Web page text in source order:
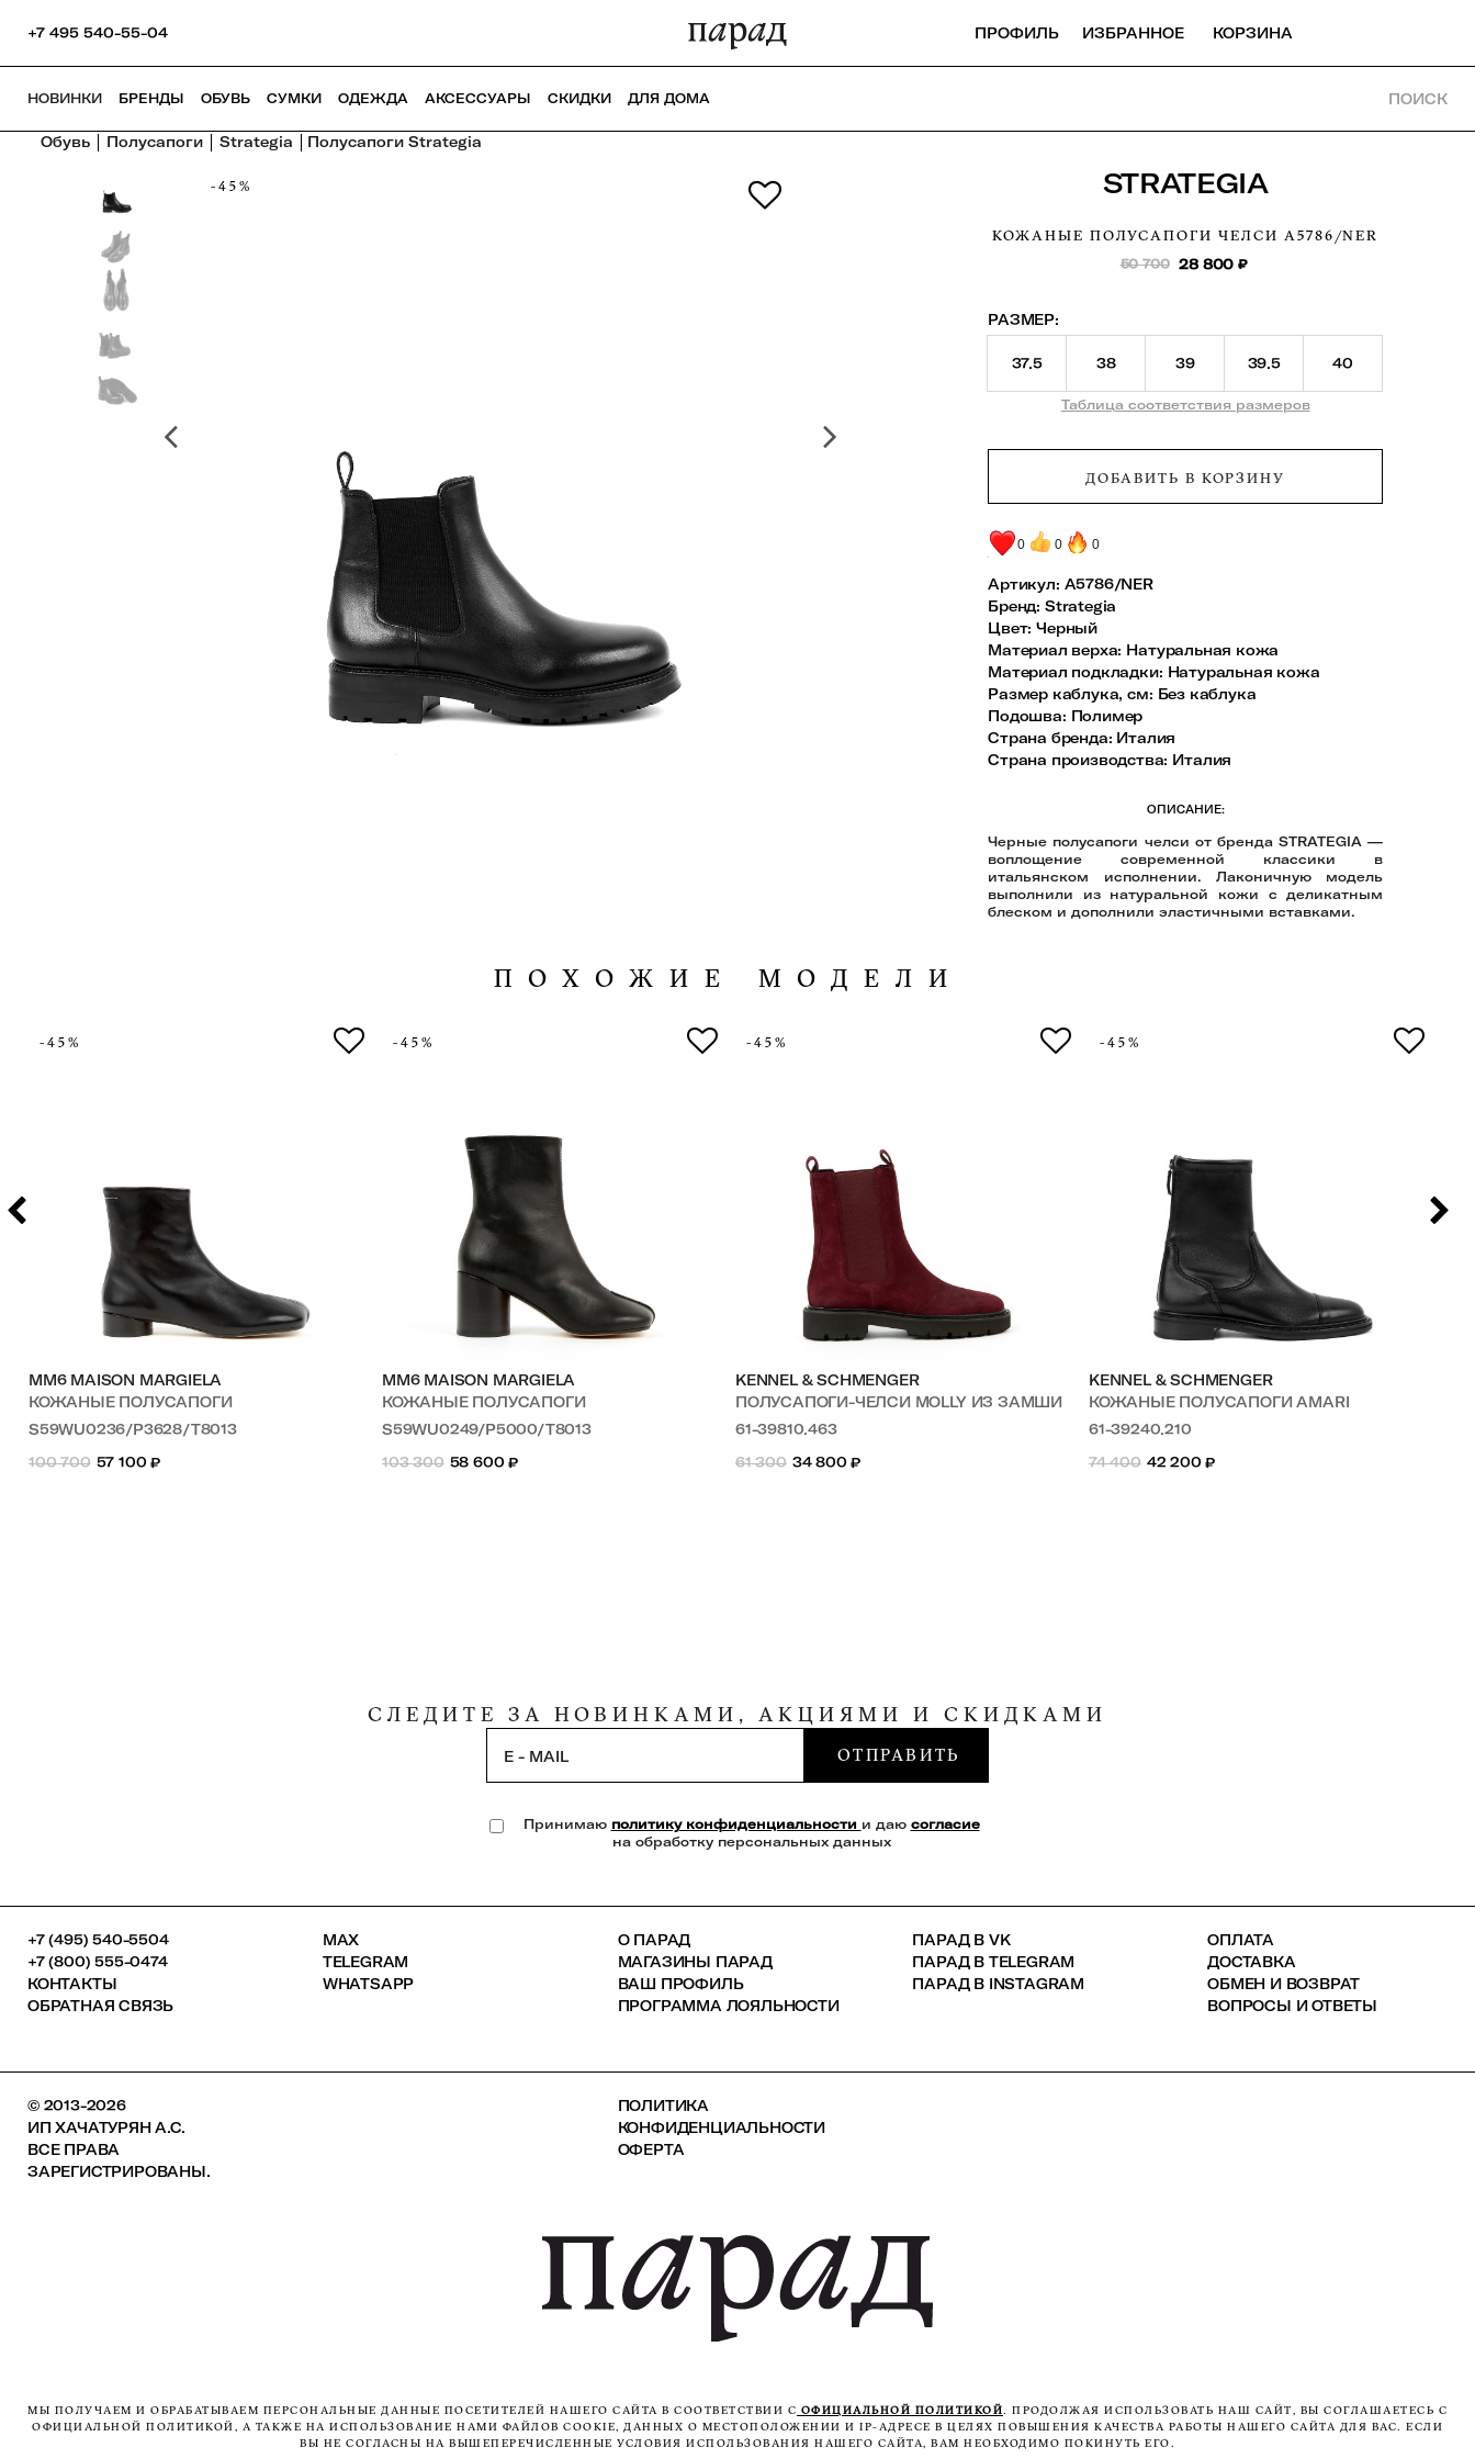
+7 495 540-55-04 ПРОФИЛЬ ИЗБРАННОЕ КОРЗИНА
НОВИНКИ БРЕНДЫ ОБУВЬ СУМКИ ОДЕЖДА АКСЕССУАРЫ СКИДКИ ДЛЯ ДОМА ПОИСК
Обувь Полусапоги Strategia Полусапоги Strategia
-45% STRATEGIA
КОЖАНЫЕ ПОЛУСАПОГИ ЧЕЛСИ A5786/NER
50 700 28 800 ₽
РАЗМЕР:
37.5 38 39 39.5 40
Таблица соответствия размеров
ДОБАВИТЬ В КОРЗИНУ
0 0 0
Артикул: A5786/NER
Бренд: Strategia
Цвет: Черный
Материал верха: Натуральная кожа
Материал подкладки: Натуральная кожа
Размер каблука, см: Без каблука
Подошва: Полимер
Страна бренда: Италия
Страна производства: Италия
ОПИСАНИЕ:
Черные полусапоги челси от бренда STRATEGIA —
воплощение современной классики в
итальянском исполнении. Лаконичную модель
выполнили из натуральной кожи с деликатным
блеском и дополнили эластичными вставками.
ПОХОЖИЕ МОДЕЛИ
-45%
MM6 MAISON MARGIELA
КОЖАНЫЕ ПОЛУСАПОГИ
S59WU0236/P3628/T8013
100 700
57 100 ₽
-45%
MM6 MAISON MARGIELA
КОЖАНЫЕ ПОЛУСАПОГИ
S59WU0249/P5000/T8013
103 300
58 600 ₽
-45%
KENNEL & SCHMENGER
ПОЛУСАПОГИ-ЧЕЛСИ MOLLY ИЗ ЗАМШИ
61-39810.463
61 300
34 800 ₽
-45%
KENNEL & SCHMENGER
КОЖАНЫЕ ПОЛУСАПОГИ AMARI
61-39240.210
74 400
42 200 ₽
СЛЕДИТЕ ЗА НОВИНКАМИ, АКЦИЯМИ И СКИДКАМИ
E - MAIL ОТПРАВИТЬ
Принимаю политику конфиденциальности и даю согласие
на обработку персональных данных
+7 (495) 540-5504
+7 (800) 555-0474
КОНТАКТЫ
ОБРАТНАЯ СВЯЗЬ
MAX
TELEGRAM
WHATSAPP
О ПАРАД
МАГАЗИНЫ ПАРАД
ВАШ ПРОФИЛЬ
ПРОГРАММА ЛОЯЛЬНОСТИ
ПАРАД В VK
ПАРАД В TELEGRAM
ПАРАД В INSTAGRAM
ОПЛАТА
ДОСТАВКА
ОБМЕН И ВОЗВРАТ
ВОПРОСЫ И ОТВЕТЫ
© 2013-2026
ИП ХАЧАТУРЯН А.С.
ВСЕ ПРАВА
ЗАРЕГИСТРИРОВАНЫ.
ПОЛИТИКА
КОНФИДЕНЦИАЛЬНОСТИ
ОФЕРТА
МЫ ПОЛУЧАЕМ И ОБРАБАТЫВАЕМ ПЕРСОНАЛЬНЫЕ ДАННЫЕ ПОСЕТИТЕЛЕЙ НАШЕГО САЙТА В СООТВЕТСТВИИ С ОФИЦИАЛЬНОЙ ПОЛИТИКОЙ. ПРОДОЛЖАЯ ИСПОЛЬЗОВАТЬ НАШ САЙТ, ВЫ СОГЛАШАЕТЕСЬ С
ОФИЦИАЛЬНОЙ ПОЛИТИКОЙ, А ТАКЖЕ НА ИСПОЛЬЗОВАНИЕ НАМИ ФАЙЛОВ COOKIE, ДАННЫХ О МЕСТОПОЛОЖЕНИИ И IP-АДРЕСЕ В ЦЕЛЯХ ПОВЫШЕНИЯ КАЧЕСТВА РАБОТЫ НАШЕГО САЙТА ДЛЯ ВАС. ЕСЛИ
ВЫ НЕ СОГЛАСНЫ НА ВЫШЕПЕРЕЧИСЛЕННЫЕ УСЛОВИЯ ИСПОЛЬЗОВАНИЯ НАШЕГО САЙТА, ВАМ НЕОБХОДИМО ПОКИНУТЬ ЕГО.